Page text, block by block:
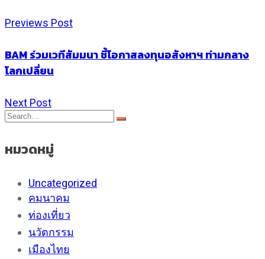
Previews Post
BAM ร่วมเวทีสัมมนา ชี้โอกาสลงทุนอสังหาฯ ท่ามกลาง
โลกเปลี่ยน
Next Post
หมวดหมู่
Uncategorized
คมนาคม
ท่องเที่ยว
นวัตกรรม
เมืองไทย